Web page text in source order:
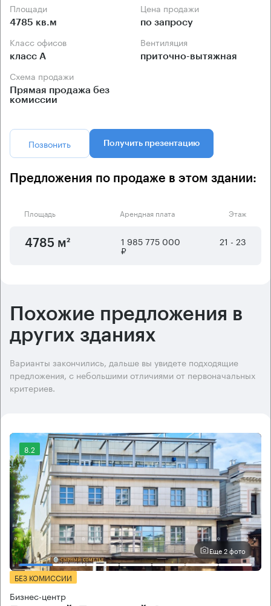
Площади
4785 кв.м
Цена продажи
по запросу
Класс офисов
класс А
Вентиляция
приточно-вытяжная
Схема продажи
Прямая продажа без
комиссии
Позвонить Получить презентацию
Предложения по продаже в этом здании:
Площадь Арендная плата Этаж
4785 м² 1 985 775 000
₽
21 - 23
Похожие предложения в
других зданиях
Варианты закончились, дальше вы увидете подходящие
предложения, с небольшими отличиями от первоначальных
критериев.
8.2
Еще 2 фото
БЕЗ КОМИССИИ
Бизнес-центр